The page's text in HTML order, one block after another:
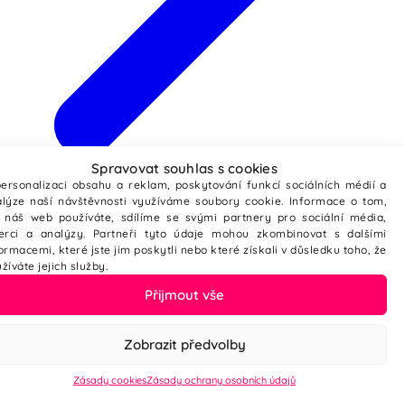
Webové stránky ze šablony
Základní Škola Okružní Zlín
- Weby
- Weby
Tesařství Novák web
- Weby
Spravovat souhlas s cookies
obsahu a reklam, poskytování funkcí sociálních médií a
naší návštěvnosti využíváme soubory cookie. Informace o tom,
náš web používáte, sdílíme se svými partnery pro sociální média,
a analýzy. Partneři tyto údaje mohou zkombinovat s dalšími
které jste jim poskytli nebo které získali v důsledku toho, že
jejich služby.
Přijmout vše
Zobrazit předvolby
Zásady cookiesZásady ochrany osobních údajů